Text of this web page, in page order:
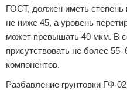
ГОСТ, должен иметь степень
не ниже 45, а уровень
может превышать 40 мкм. В
присутствовать не более
компонентов.
Разбавление грунтовки ГФ-